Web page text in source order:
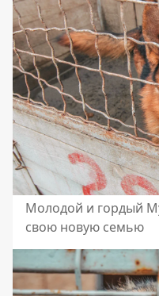
Молодой и гордый
свою новую семью